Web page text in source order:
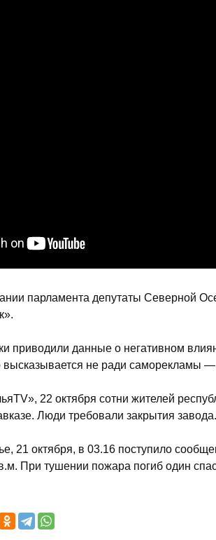
парламента депутаты Северной
приводили данные о негативном
высказывается не ради саморекламы
22 октября сотни жителей
Люди требовали закрытия завода.
21 октября, в 03.16 поступило
При тушении пожара погиб один